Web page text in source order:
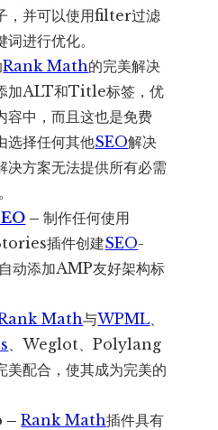
，并可以使用filter过滤
进行优化。
Rank Math的完美解决
加ALT和Title标签，优
容中，而且这也是免费
选择任何其他SEO解决
决方案无法提供所有必需
–制作任何使用
插件创建SEO-
动添加AMP友好架构标
Math与WPML
、Weglot、Polylang
美配合，使其成为完美的
–Rank Math插件具有